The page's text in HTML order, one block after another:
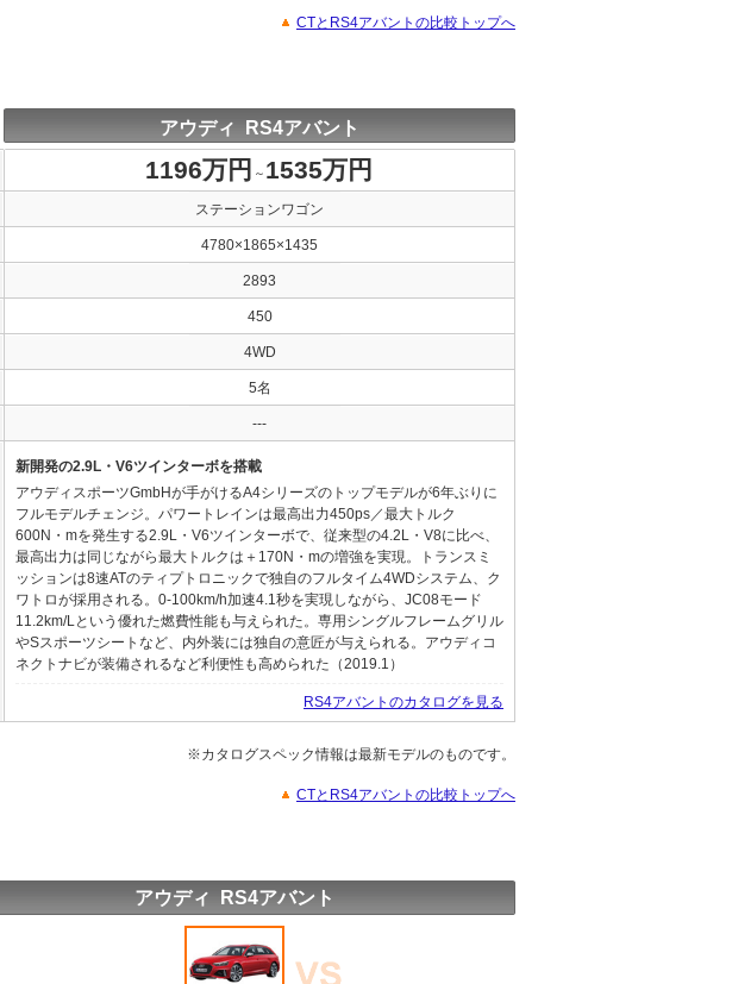
CTとRS4アバントの比較トップへ
アウディ RS4アバント
1196万円 ～ 1535万円
ステーションワゴン
4780×1865×1435
2893
450
4WD
5名
---
新開発の2.9L・V6ツインターボを搭載
アウディスポーツGmbHが手がけるA4シリーズのトップモデルが6年ぶりに
フルモデルチェンジ。パワートレインは最高出力450ps／最大トルク
600N・mを発生する2.9L・V6ツインターボで、従来型の4.2L・V8に比べ、
最高出力は同じながら最大トルクは＋170N・mの増強を実現。トランスミ
ッションは8速ATのティプトロニックで独自のフルタイム4WDシステム、ク
ワトロが採用される。0-100km/h加速4.1秒を実現しながら、JC08モード
11.2km/Lという優れた燃費性能も与えられた。専用シングルフレームグリル
やSスポーツシートなど、内外装には独自の意匠が与えられる。アウディコ
ネクトナビが装備されるなど利便性も高められた（2019.1）
RS4アバントのカタログを見る
※カタログスペック情報は最新モデルのものです。
CTとRS4アバントの比較トップへ
アウディ RS4アバント